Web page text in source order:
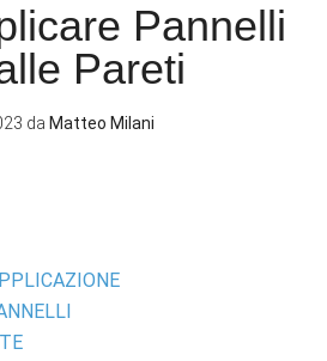
Pannelli
Pareti
da Matteo Milani